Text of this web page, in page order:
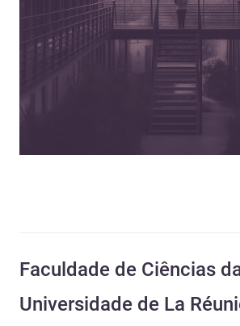
Faculdade de Ciências
Universidade de La